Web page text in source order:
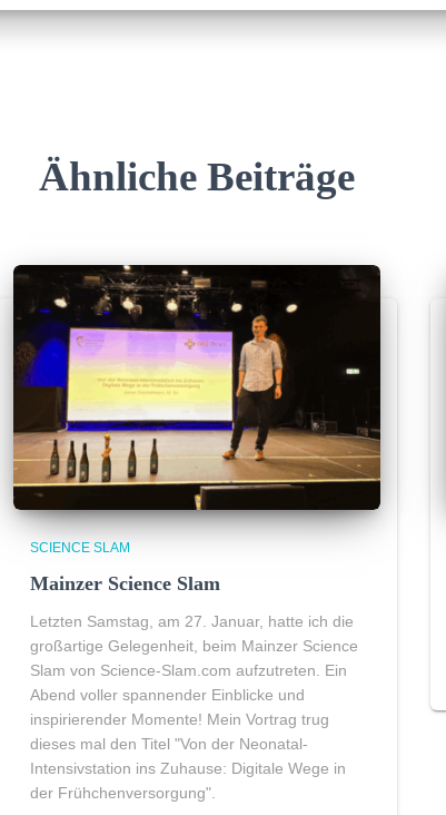
Ähnliche Beiträge
SCIENCE SLAM
Mainzer Science Slam
Letzten Samstag, am 27. Januar, hatte ich die
großartige Gelegenheit, beim Mainzer Science
Slam von Science-Slam.com aufzutreten. Ein
Abend voller spannender Einblicke und
inspirierender Momente! Mein Vortrag trug
dieses mal den Titel "Von der Neonatal-
Intensivstation ins Zuhause: Digitale Wege in
der Frühchenversorgung".